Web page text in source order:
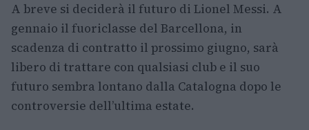
A breve si deciderà il futuro di Lionel Messi. A
gennaio il fuoriclasse del Barcellona, in
scadenza di contratto il prossimo giugno, sarà
libero di trattare con qualsiasi club e il suo
futuro sembra lontano dalla Catalogna dopo le
controversie dell’ultima estate.